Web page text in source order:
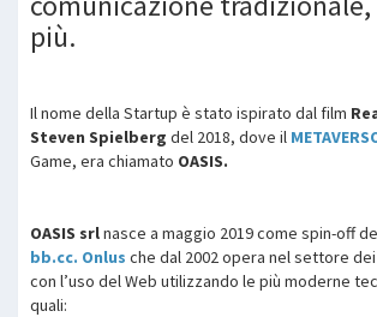
più.
Il nome della Startup è stato ispirato dal film
Steven Spielberg del 2018, dove il
Game, era chiamato OASIS.
OASIS srlnasce a maggio 2019 come spin-off
bb.cc. Onlus che dal 2002 opera nel settore dei
con l’uso del Web utilizzando le più moderne
quali: